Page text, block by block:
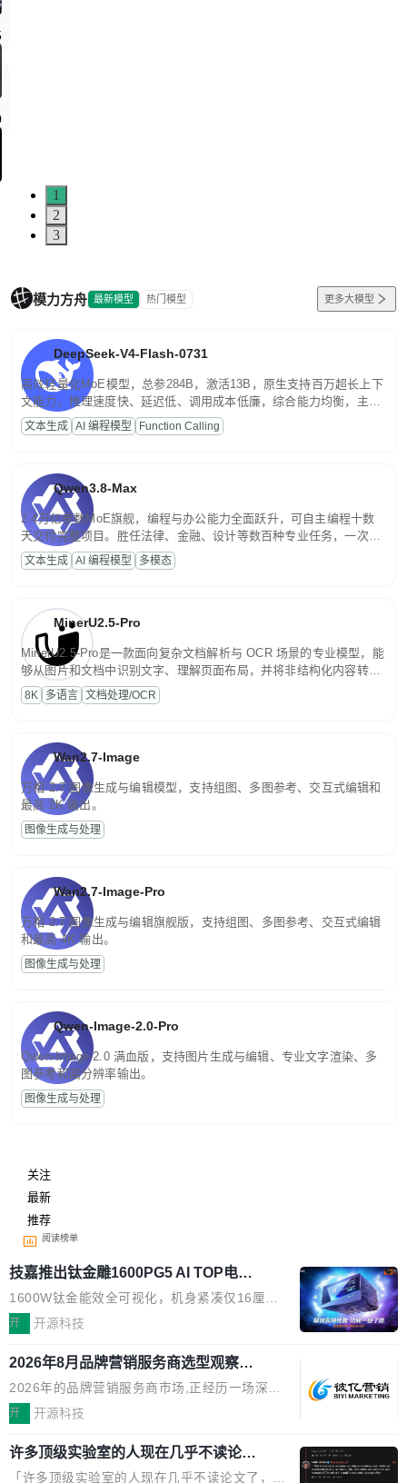
1
2
3
模力方舟 最新模型 热门模型 更多大模型
DeepSeek-V4-Flash-0731
高效轻量化MoE模型，总参284B，激活13B，原生支持百万超长上下
文能力。推理速度快、延迟低、调用成本低廉，综合能力均衡，主打
高并发、轻量化任务，适合日常对话、内容创作、基础 RAG、批量
文案处理等普惠刚需场景。
文本生成 AI 编程模型 Function Calling
Qwen3.8-Max
2.4万亿参数MoE旗舰，编程与办公能力全面跃升，可自主编程十数
天交付完整项目。胜任法律、金融、设计等数百种专业任务，一次对
话端到端交付生产级成果。原生视觉理解贯穿规划、执行与验证全流
程，支持超长文档与长视频的深度语义解析。长程任务中自主规划与
文本生成 AI 编程模型 多模态
MinerU2.5-Pro
MinerU2.5-Pro是一款面向复杂文档解析与 OCR 场景的专业模型，能
够从图片和文档中识别文字、理解页面布局，并将非结构化内容转换
为便于存储、检索和二次处理的结构化结果。
8K 多语言 文档处理/OCR
Wan2.7-Image
万相 2.7 图像生成与编辑模型，支持组图、多图参考、交互式编辑和
最高 2K 输出。
图像生成与处理
Wan2.7-Image-Pro
万相 2.7 图像生成与编辑旗舰版，支持组图、多图参考、交互式编辑
和最高 4K 输出。
图像生成与处理
Qwen-Image-2.0-Pro
Qwen-Image-2.0 满血版，支持图片生成与编辑、专业文字渲染、多
图参考和高分辨率输出。
图像生成与处理
关注
最新
推荐
阅读榜单
技嘉推出钛金雕1600PG5 AI TOP电
源：为发烧级主机与本地AI算力打造旗
舰供电方案
1600W钛金能效全可视化，机身紧凑仅16厘米
继2026台北电脑展首度亮相后，技嘉科技近日正
电源专为发烧级DIY主机与本地AI算力平台打
造，整机长度仅16厘米，提供1600W额定功率
与80PLUS钛金能效；支持ATX 3.1与PCIe 5.1
实时LCD监控屏，可充分满足当下高阶PC主机
的严苛使用需求。 澎湃功率，紧凑机身 钛金雕1
开 开源科技
2026年8月品牌营销服务商选型观察：
从流量思维到品牌资产思维的范式转移
2026年的品牌营销服务商市场,正经历一场深刻
的价值重构。全球全案品牌代理机构市场从2025
复合增长率达5.44%,预计2032年将突破120亿美
元。数字广告与公共关系相关服务市场更是从20
开 开源科技
许多顶级实验室的人现在几乎不读论文
了
「许多顶级实验室的人现在几乎不读论文了，而